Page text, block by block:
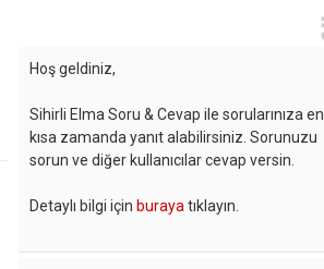
Hoş geldiniz,
Sihirli Elma Soru & Cevap ile sorularınıza en
kısa zamanda yanıt alabilirsiniz. Sorunuzu
sorun ve diğer kullanıcılar cevap versin.
Detaylı bilgi için buraya tıklayın.